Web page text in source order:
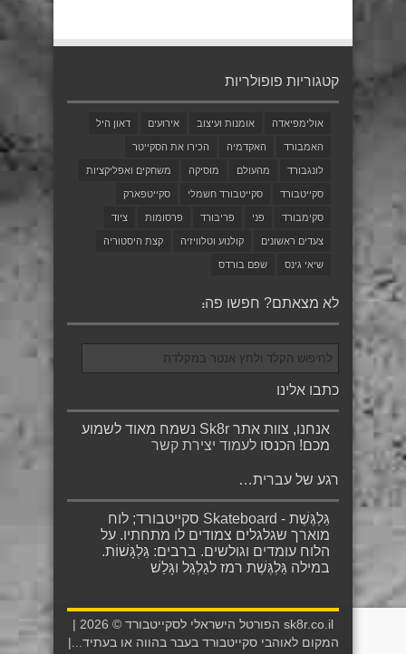
קטגוריות פופולריות
אולימפיאדה אומנות ועיצוב אירועים דאון היל
האמבורד האקדמיה הכירו את הסקייטר
לונגבורד מהעולם מוסיקה משחקים ואפליקציות
סקייטבורד סקייטבורד חשמלי סקייטפארק
סקימבורד פני פריבורד פרסומות ציוד
צעדים ראשונים קולנוע וטלוויזיה קצת היסטוריה
שיאי גינס שפם בורדס
לא מצאתם? חפשו פה:
כתבו אלינו
אנחנו, צוות אתר Sk8r נשמח מאוד לשמוע
מכם! הכנסו לעמוד יצירת קשר
רגע של עברית…
גַּלְגֶּשֶׁת - Skateboard סקייטבורד; לוח
מוארך שגלגלים צמודים לו מתחתיו. על
הלוח עומדים וגולשים. ברבים: גַּלְגָּשׁוֹת.
במילה גַּלְגֶּשֶׁת רמז לגַלְגַּל וגָּלַשׁ
המקום לאוהבי סקייטבורד בעבר בהווה או בעתיד...|